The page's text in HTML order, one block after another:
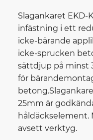
Slagankaret EKD-
infästning i ett
icke-bärande
icke-sprucken
sättdjup på minst
för
25mm är
håldäckselement.
avsett verktyg.